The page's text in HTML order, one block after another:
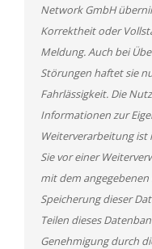
Network GmbH
Korrektheit oder
Meldung. Auch bei
Störungen haftet sie
Fahrlässigkeit. Die
Informationen zur
Weiterverarbeitung ist
Sie vor einer
mit dem angegebenen
Speicherung dieser
Teilen dieses
Genehmigung durch